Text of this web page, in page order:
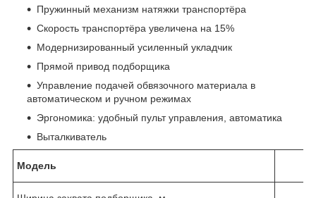
Пружинный механизм натяжки транспортёра
Скорость транспортёра увеличена на 15%
Модернизированный усиленный укладчик
Прямой привод подборщика
Управление подачей обвязочного материала в
автоматическом и ручном режимах
Эргономика: удобный пульт управления, автоматика
Выталкиватель
Модель